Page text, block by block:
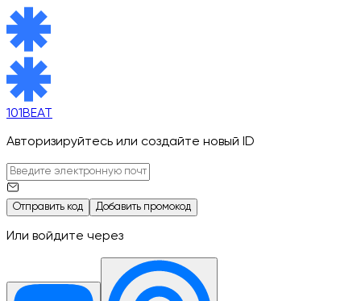
101BEAT
Авторизируйтесь или создайте новый ID
Отправить код Добавить промокод
Или войдите через